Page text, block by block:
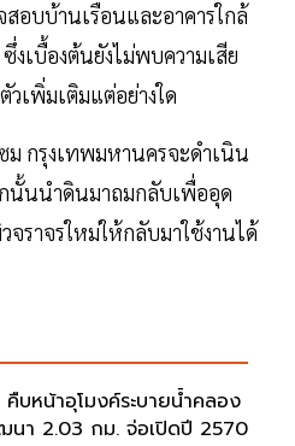
อบบ้านเรือนและอาคารใกล้
งเบื้องต้นยังไม่พบความเสีย
เพิ่มเติมแต่อย่างใด
กรุงเทพมหานครจะดำเนิน
นั้นนำดินมาถมกลับเพื่ออุด
ราจรใหม่ให้กลับมาใช้งานได้
บหน้าอุโมงค์ระบายน้ำคลอง
นา 2.03 กม. จ่อเปิดปี 2570